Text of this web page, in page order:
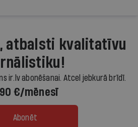
atbalsti kvalitatīvu
ir.lv abonēšanai. Atcel jebkurā brīdī.
€/mēnesī
Abonēt